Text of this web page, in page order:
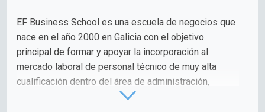
EF Business School es una escuela de negocios que
nace en el año 2000 en Galicia con el objetivo
principal de formar y apoyar la incorporación al
mercado laboral de personal técnico de muy alta
cualificación dentro del área de administración,
finanzas públicas y privadas y fiscalidad.